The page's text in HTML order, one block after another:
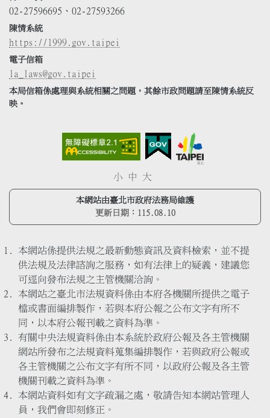
02-27596695、02-27593266
陳情系統
https://1999.gov.taipei
電子信箱
la_laws@gov.taipei
本局信箱係處理與系統相關之問題，其餘市政問題請至陳情系統反
映。
小 中 大
本網站由臺北市政府法務局維護
更新日期： 115.08.10
本網站係提供法規之最新動態資訊及資料檢索，並不提
供法規及法律諮詢之服務，如有法律上的疑義，建議您
可逕向發布法規之主管機關洽詢。
本網站之臺北市法規資料係由本府各機關所提供之電子
檔或書面編排製作，若與本府公報之公布文字有所不
同，以本府公報刊載之資料為準。
有關中央法規資料係由本系統於政府公報及各主管機關
網站所發布之法規資料蒐集編排製作，若與政府公報或
各主管機關之公布文字有所不同，以政府公報及各主管
機關刊載之資料為準。
本網站資料如有文字疏漏之處，敬請告知本網站管理人
員，我們會即刻修正。